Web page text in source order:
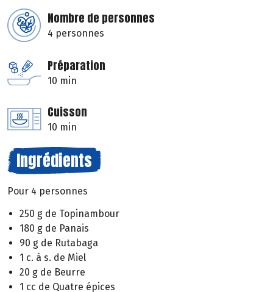
Nombre de personnes
4 personnes
Préparation
10 min
Cuisson
10 min
Ingrédients
Pour 4 personnes
250 g de Topinambour
180 g de Panais
90 g de Rutabaga
1 c. à s. de Miel
20 g de Beurre
1 cc de Quatre épices